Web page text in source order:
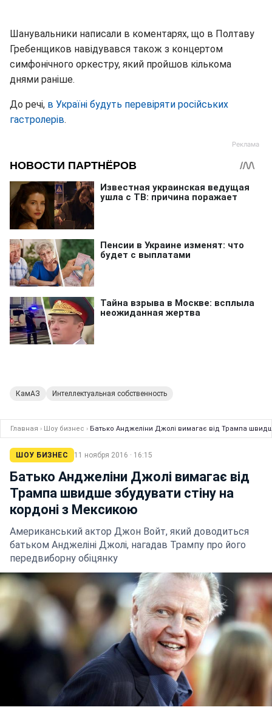
Шанувальники написали в коментарях, що в Полтаву
Гребенщиков навідувався також з концертом
симфонічного оркестру, який пройшов кількома
днями раніше.
До речі, в Україні будуть перевіряти російських
гастролерів.
КамАЗ Интеллектуальная собственность
Главная › Шоу бизнес › Батько Анджеліни Джолі вимагає від Трампа
ШОУ БИЗНЕС 11 ноября 2016 · 16:15
Батько Анджеліни Джолі вимагає від
Трампа швидше збудувати стіну на
кордоні з Мексикою
Американський актор Джон Войт, який доводиться
батьком Анджеліні Джолі, нагадав Трампу про його
передвиборну обіцянку